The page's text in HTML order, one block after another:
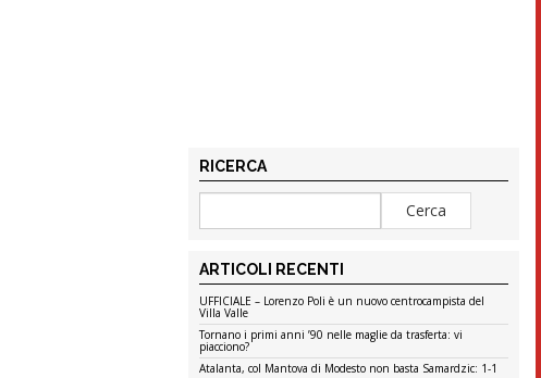
RICERCA
ARTICOLI RECENTI
UFFICIALE – Lorenzo Poli è un nuovo centrocampista del
Villa Valle
Tornano i primi anni ’90 nelle maglie da trasferta: vi
piacciono?
Atalanta, col Mantova di Modesto non basta Samardzic: 1-1